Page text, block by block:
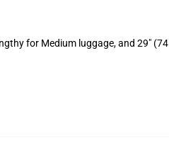
for Medium luggage, and 29" (74